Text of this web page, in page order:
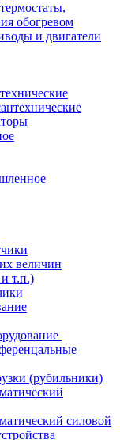
обогревом
и двигатели
величин
т.п.)
(рубильники)
силовой